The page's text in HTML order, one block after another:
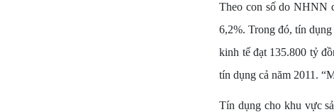
Theo con số do NHNN
6,2%. Trong đó, tín
kinh tế đạt 135.800 tỷ
tín dụng cả năm 2011.
Tín dụng cho khu vực